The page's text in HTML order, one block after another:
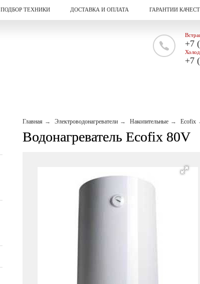
+7
+7
ПОДБОР ТЕХНИКИ ДОСТАВКА И ОПЛАТА ГАРАНТИИ
Главная Электроводонагреватели Накопительные Ecofix
Водонагреватель Ecofix 80V